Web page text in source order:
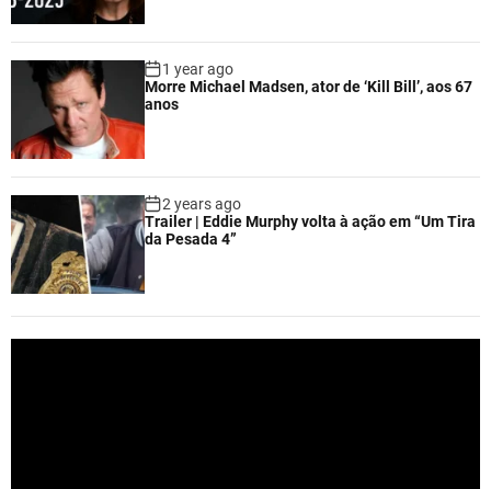
1 year ago
Morre Michael Madsen, ator de ‘Kill Bill’, aos 67
anos
2 years ago
Trailer | Eddie Murphy volta à ação em “Um Tira
da Pesada 4”